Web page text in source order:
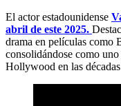
El actor estadounidense
abril de este 2025.
drama en películas como
consolidándose como
Hollywood en las